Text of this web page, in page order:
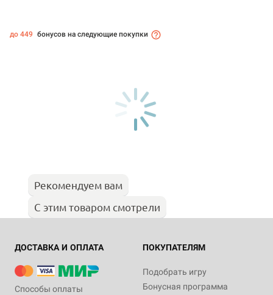
до 449 бонусов на следующие покупки
Рекомендуем вам
С этим товаром смотрели
ДОСТАВКА И ОПЛАТА
Способы оплаты
ПОКУПАТЕЛЯМ
Подобрать игру
Бонусная программа